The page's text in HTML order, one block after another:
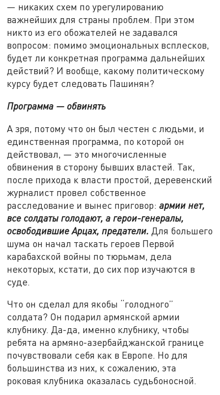
— никаких схем по урегулированию
важнейших для страны проблем. При этом
никто из его обожателей не задавался
вопросом: помимо эмоциональных всплесков,
будет ли конкретная программа дальнейших
действий? И вообще, какому политическому
курсу будет следовать Пашинян?
Программа — обвинять
А зря, потому что он был честен с людьми, и
единственная программа, по которой он
действовал, — это многочисленные
обвинения в сторону бывших властей. Так,
после прихода к власти простой, деревенский
журналист провел собственное
расследование и вынес приговор:армии нет,
все солдаты голодают, а герои-генералы,
освободившие Арцах, предатели. Для большего
шума он начал таскать героев Первой
карабахской войны по тюрьмам, дела
некоторых, кстати, до сих пор изучаются в
суде.
Что он сделал для якобы “голодного”
солдата? Он подарил армянской армии
клубнику. Да-да, именно клубнику, чтобы
ребята на армяно-азербайджанской границе
почувствовали себя как в Европе. Но для
большинства из них, к сожалению, эта
роковая клубника оказалась судьбоносной.